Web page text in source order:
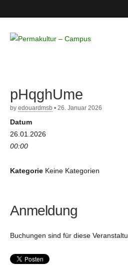
– Campus
pHqghUme
by edouardmsb • 26. Januar 2026
Datum
26.01.2026
00:00
Kategorie Keine Kategorien
Anmeldung
Buchungen sind für diese